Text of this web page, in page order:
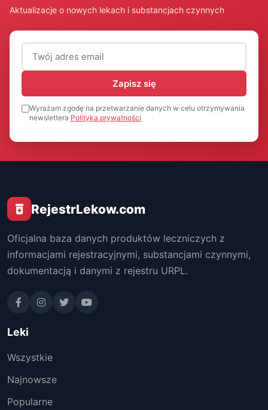
Aktualizacje o nowych lekach i substancjach czynnych
Adres email (wymagany)
Zapisz się
Wyrażam zgodę na przetwarzanie danych w celu otrzymywania
newslettera Polityka prywatności
RejestrLekow.com
Oficjalna baza danych produktów leczniczych z
informacjami rejestracyjnymi, substancjami czynnymi,
dokumentacją i danymi z rejestru URPL.
Leki
Wszystkie
Najnowsze
Popularne